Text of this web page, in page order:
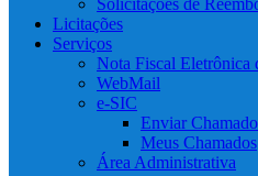
Solicitações de
Licitações
Serviços
Nota Fiscal Eletrônica
WebMail
e-SIC
Enviar Chamado
Meus Chamados
Área Administrativa